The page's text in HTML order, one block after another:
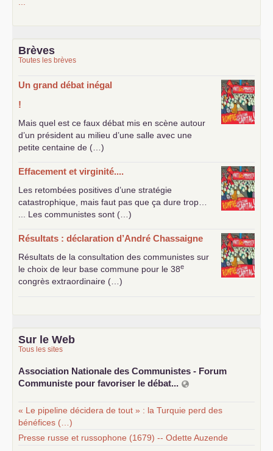
Brèves
Toutes les brèves
Un grand débat inégal
!
Mais quel est ce faux débat mis en scène autour
d’un président au milieu d’une salle avec une
petite centaine de (…)
Effacement et virginité....
Les retombées positives d’une stratégie
catastrophique, mais faut pas que ça dure trop…
... Les communistes sont (…)
Résultats : déclaration d’André Chassaigne
Résultats de la consultation des communistes sur
le choix de leur base commune pour le 38e
congrès extraordinaire (…)
Sur le Web
Tous les sites
Association Nationale des Communistes - Forum
Communiste pour favoriser le débat...
« Le pipeline décidera de tout » : la Turquie perd des
bénéfices (…)
Presse russe et russophone (1679) -- Odette Auzende